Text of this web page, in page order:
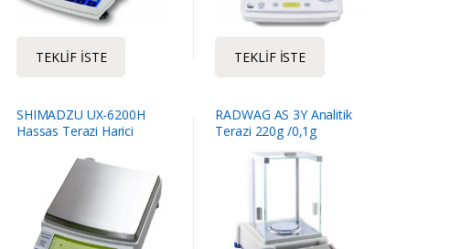
TEKLIF İSTE TEKLIF İSTE
SHIMADZU UX-6200H
Hassas Terazi Harici
RADWAG AS 3Y Analitik
Terazi 220g /0,1g